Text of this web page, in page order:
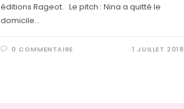
éditions Rageot. Le pitch : Nina a quitté le
domicile…
0 COMMENTAIRE 1 JUILLET 2018